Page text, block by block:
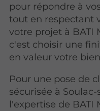
pour répondre à
tout en respectant
votre projet à BATI
c'est choisir une
en valeur votre
Pour une pose de
sécurisée à
l'expertise de BATI